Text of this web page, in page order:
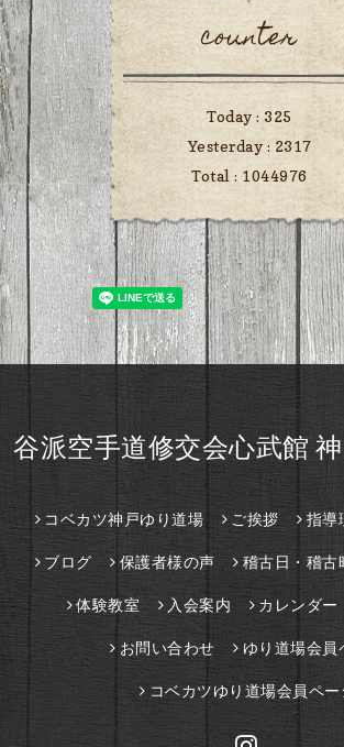
counter
Today : 325
Yesterday : 2317
Total : 1044976
谷派空手道修交会心武館
コベカツ神戸ゆり道場 ご挨拶 指導
ブログ 保護者様の声 稽古日・稽古
体験教室 入会案内 カレンダー
お問い合わせ ゆり道場会員
コベカツゆり道場会員ペー